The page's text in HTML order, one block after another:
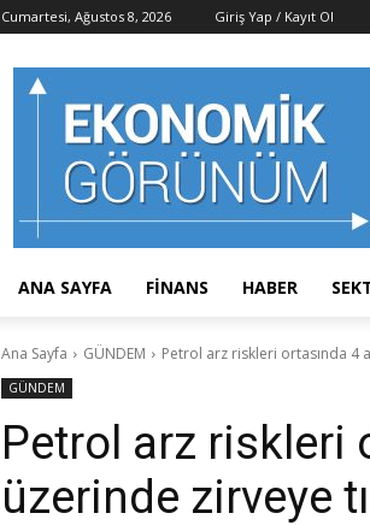
Cumartesi, Ağustos 8, 2026 Giriş Yap / Kayıt Ol
ANA SAYFA FİNANS HABER
Ana Sayfa GÜNDEM Petrol arz riskleri ortasında 4
GÜNDEM
Petrol arz riskleri
üzerinde zirveye